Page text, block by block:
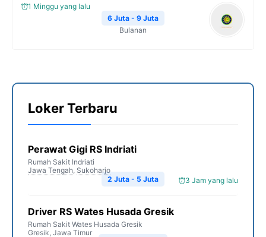
1 Minggu yang lalu
6 Juta - 9 Juta
Bulanan
Loker Terbaru
Perawat Gigi RS Indriati
Rumah Sakit Indriati
Jawa Tengah, Sukoharjo
3 Jam yang lalu
2 Juta - 5 Juta
Driver RS Wates Husada Gresik
Rumah Sakit Wates Husada Gresik
Gresik, Jawa Timur